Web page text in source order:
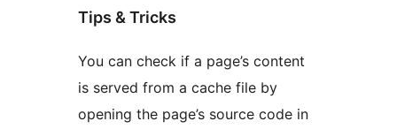
Tips & Tricks
You can check if a page’s content
is served from a cache file by
opening the page’s source code in